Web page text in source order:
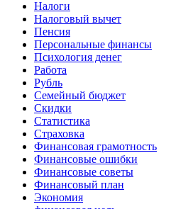
Налоги
Налоговый вычет
Пенсия
Персональные финансы
Психология денег
Работа
Рубль
Семейный бюджет
Скидки
Статистика
Страховка
Финансовая грамотность
Финансовые ошибки
Финансовые советы
Финансовый план
Экономия